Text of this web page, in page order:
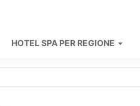
HOTEL SPA PER REGIONE